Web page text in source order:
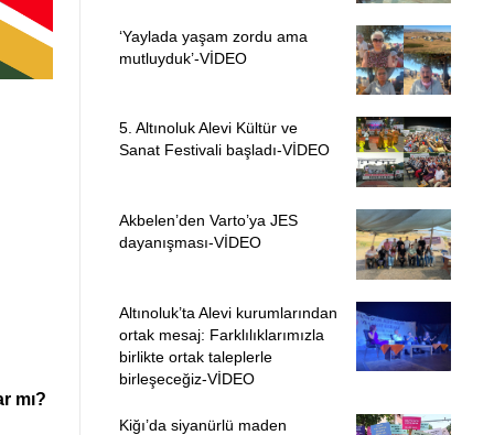
mı?
‘Yaylada yaşam zordu ama
mutluyduk’-VİDEO
5. Altınoluk Alevi Kültür ve
Sanat Festivali başladı-VİDEO
Akbelen’den Varto’ya JES
dayanışması-VİDEO
Altınoluk’ta Alevi kurumlarından
ortak mesaj: Farklılıklarımızla
birlikte ortak taleplerle
birleşeceğiz-VİDEO
Kiğı’da siyanürlü maden